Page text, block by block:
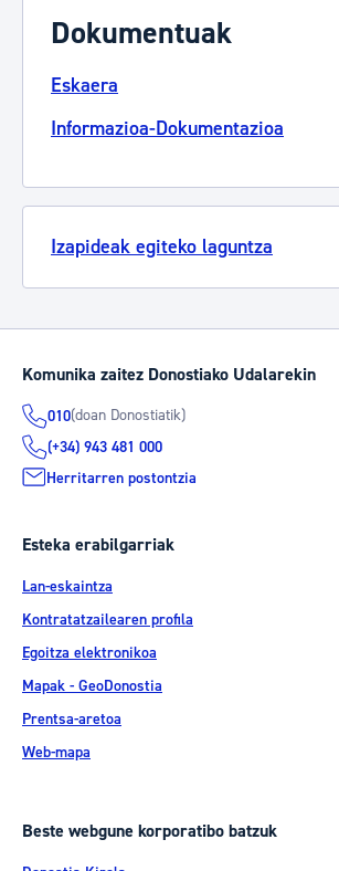
Dokumentuak
Eskaera
Informazioa-Dokumentazioa
Izapideak egiteko laguntza
Komunika zaitez Donostiako Udalarekin
010(doan Donostiatik)
(+34) 943 481 000
Herritarren postontzia
Esteka erabilgarriak
Lan-eskaintza
Kontratatzailearen profila
Egoitza elektronikoa
Mapak - GeoDonostia
Prentsa-aretoa
Web-mapa
Beste webgune korporatibo batzuk